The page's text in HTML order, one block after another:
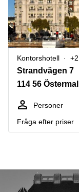
Lagerlokaler
Industrilokaler
Butikslokaler
Verkstad
Mötesrum
kontor
Uppsala
Norrköping
Östermalm
Skåne
Vasastan
Kontorshotell
Göteborg
Coworking
Stockholm
Kontorshotell
Malmö
Coworking
Malmö
Lediga
lokaler
Hisingen
Pris
Logga in
Kontorshotell +2
Strandvägen 7
114 56
Personer
Fråga efter priser